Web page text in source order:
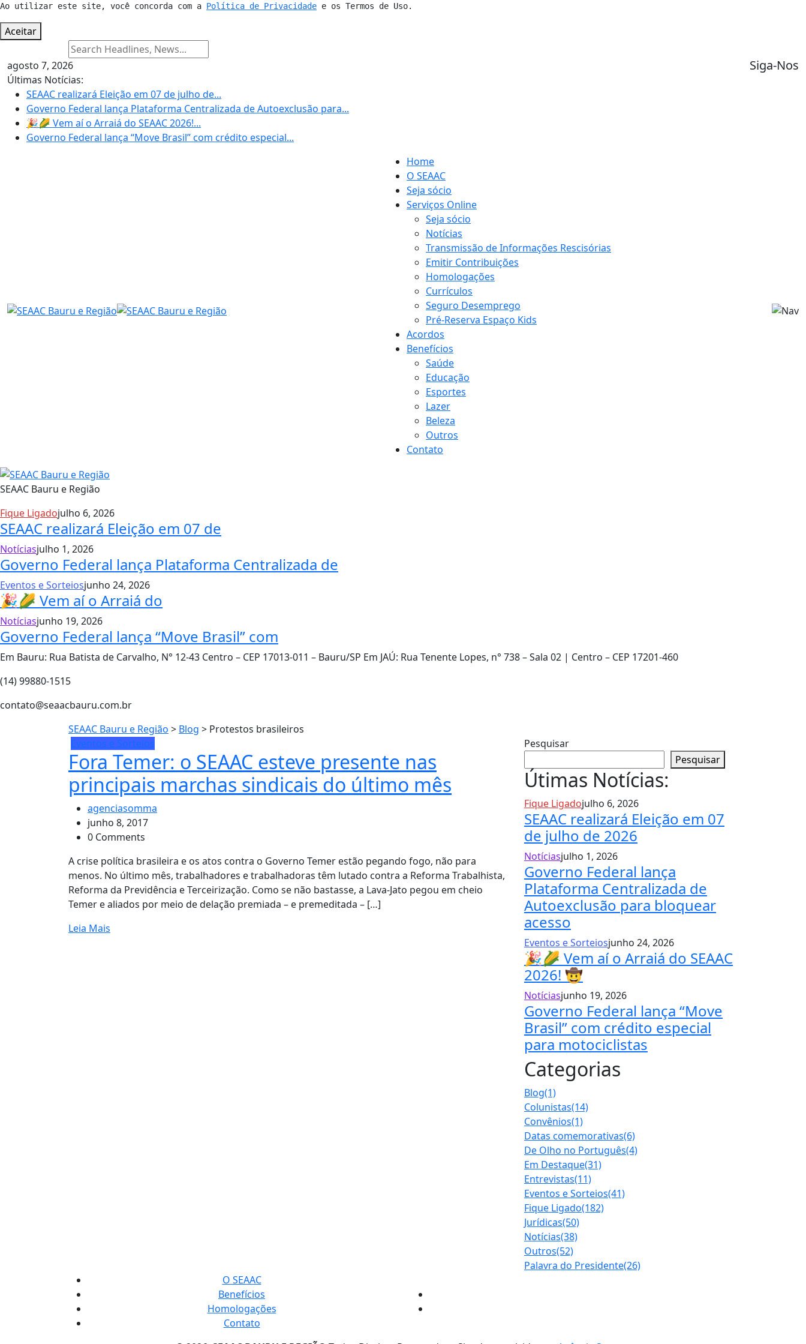
Ao utilizar este site, você concorda com a Política de Privacidade e os Termos de Uso.
Aceitar
agosto 7, 2026
Últimas Notícias:
SEAAC realizará Eleição em 07 de julho de...
Governo Federal lança Plataforma Centralizada de Autoexclusão para...
🎉🌽 Vem aí o Arraiá do SEAAC 2026!...
Governo Federal lança “Move Brasil” com crédito especial...
Siga-Nos
Home
O SEAAC
Seja sócio
Serviços Online
Seja sócio
Notícias
Transmissão de Informações Rescisórias
Emitir Contribuições
Homologações
Currículos
Seguro Desemprego
Pré-Reserva Espaço Kids
Acordos
Benefícios
Saúde
Educação
Esportes
Lazer
Beleza
Outros
Contato
SEAAC Bauru e Região
Fique Ligadojulho 6, 2026
SEAAC realizará Eleição em 07 de
Notíciasjulho 1, 2026
Governo Federal lança Plataforma Centralizada de
Eventos e Sorteiosjunho 24, 2026
🎉🌽 Vem aí o Arraiá do
Notíciasjunho 19, 2026
Governo Federal lança “Move Brasil” com
Em Bauru: Rua Batista de Carvalho, N° 12-43 Centro – CEP 17013-011 – Bauru/SP Em JAÚ: Rua Tenente Lopes, n° 738 – Sala 02 | Centro – CEP 17201-460
(14) 99880-1515
contato@seaacbauru.com.br
SEAAC Bauru e Região > Blog > Protestos brasileiros
Eventos e Sorteios
Fora Temer: o SEAAC esteve presente nas
principais marchas sindicais do último mês
agenciasomma
junho 8, 2017
0 Comments
A crise política brasileira e os atos contra o Governo Temer estão pegando fogo, não para
menos. No último mês, trabalhadores e trabalhadoras têm lutado contra a Reforma Trabalhista,
Reforma da Previdência e Terceirização. Como se não bastasse, a Lava-Jato pegou em cheio
Temer e aliados por meio de delação premiada – e premeditada – […]
Leia Mais
Pesquisar
Pesquisar
Útimas Notícias:
Fique Ligadojulho 6, 2026
SEAAC realizará Eleição em 07
de julho de 2026
Notíciasjulho 1, 2026
Governo Federal lança
Plataforma Centralizada de
Autoexclusão para bloquear
acesso
Eventos e Sorteiosjunho 24, 2026
🎉🌽 Vem aí o Arraiá do SEAAC
2026! 🤠
Notíciasjunho 19, 2026
Governo Federal lança “Move
Brasil” com crédito especial
para motociclistas
Categorias
Blog(1)
Colunistas(14)
Convênios(1)
Datas comemorativas(6)
De Olho no Português(4)
Em Destaque(31)
Entrevistas(11)
Eventos e Sorteios(41)
Fique Ligado(182)
Jurídicas(50)
Notícias(38)
Outros(52)
Palavra do Presidente(26)
O SEAAC
Benefícios
Homologações
Contato